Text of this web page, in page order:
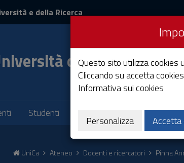
e della Ricerca
degli Studi di
Studenti Ricerca
UniCa Ateneo Docenti e ricercatori Pinna
Questo sito utilizza cookies
Cliccando su accetta
Informativa sui cookies
Personalizza Accetta